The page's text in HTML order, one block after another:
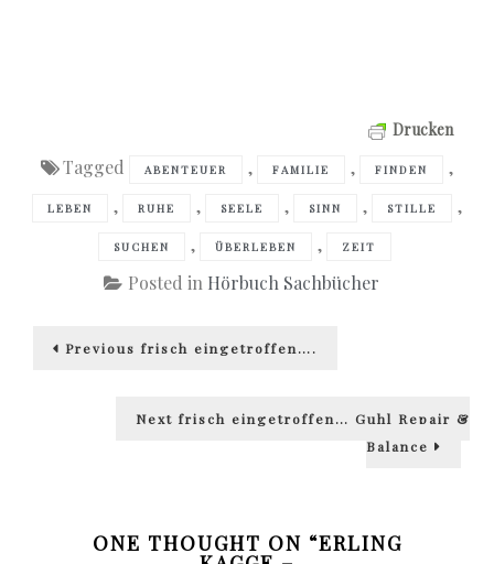
Drucken
Tagged ABENTEUER , FAMILIE , FINDEN ,
LEBEN , RUHE , SEELE , SINN , STILLE ,
SUCHEN , ÜBERLEBEN , ZEIT
Posted in Hörbuch Sachbücher
Beitragsnavigation
Previous Previous
frisch eingetroffen….
Next Next
frisch eingetroffen… Guhl Repair &
Balance
ONE THOUGHT ON “ERLING